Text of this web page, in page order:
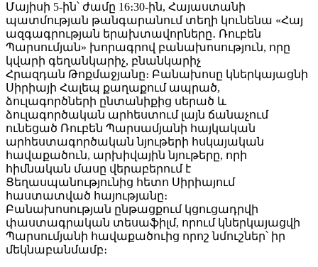
Մայիսի 5-ին՝ ժամը 16։30-ին, Հայաստանի
պատմության թանգարանում տեղի կունենա «Հայ
ազգագրության երախտավորները․ Ռուբեն
Պարսումյան» խորագրով բանախոսություն, որը
կվարի գեղանկարիչ, բնանկարիչ
Հրազդան Թոքմաջյանը։ Բանախոսը կներկայացնի
Սիրիայի Հալեպ քաղաքում ապրած,
ձուլագործների ընտանիքից սերած և
ձուլագործական արհեստում լայն ճանաչում
ունեցած Ռուբեն Պարսամյանի հայկական
արհեստագործական նյութերի հսկայական
հավաքածուն, արխիվային նյութերը, որի
հիմնական մասը վերաբերում է
Ցեղասպանությունից հետո Սիրիայում
հաստատված հայությանը։
Բանախոսության ընթացքում կցուցադրվի
փաստագրական տեսաֆիլմ, որում կներկայացվի
Պարսումյանի հավաքածուից որոշ նմուշներ՝ իր
մեկնաբանմամբ։